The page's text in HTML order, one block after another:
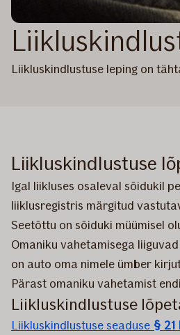
Liikluskindlustuse leping on
Liikluskindlustuse
Igal liikluses osaleval sõidukil
liiklusregistris märgitud
Seetõttu on sõiduki müümisel
Omaniku vahetamisega
on auto oma nimele ümber
Pärast omaniku vahetamist
Liikluskindlustuse
Liikluskindlustuse seaduse § 21